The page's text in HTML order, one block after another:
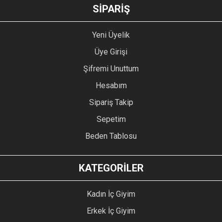
GÖNDER
SİPARİŞ
Yeni Üyelik
Üye Girişi
Şifremi Unuttum
Hesabım
Sipariş Takip
Sepetim
Beden Tablosu
KATEGORİLER
Kadın İç Giyim
Erkek İç Giyim